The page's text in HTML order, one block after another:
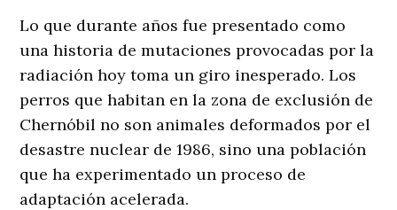
Lo que durante años fue presentado como
una historia de mutaciones provocadas por la
radiación hoy toma un giro inesperado. Los
perros que habitan en la zona de exclusión de
Chernóbil no son animales deformados por el
desastre nuclear de 1986, sino una población
que ha experimentado un proceso de
adaptación acelerada.